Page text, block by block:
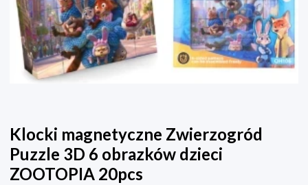
Klocki magnetyczne Zwierzogród
Puzzle 3D 6 obrazków dzieci
ZOOTOPIA 20pcs